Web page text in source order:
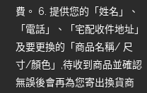
費。 6. 提供您的「姓名」、
「電話」、「宅配收件地址」
及要更換的「商品名稱/ 尺
寸/顏色」,待收到商品並確認
無誤後會再為您寄出換貨商